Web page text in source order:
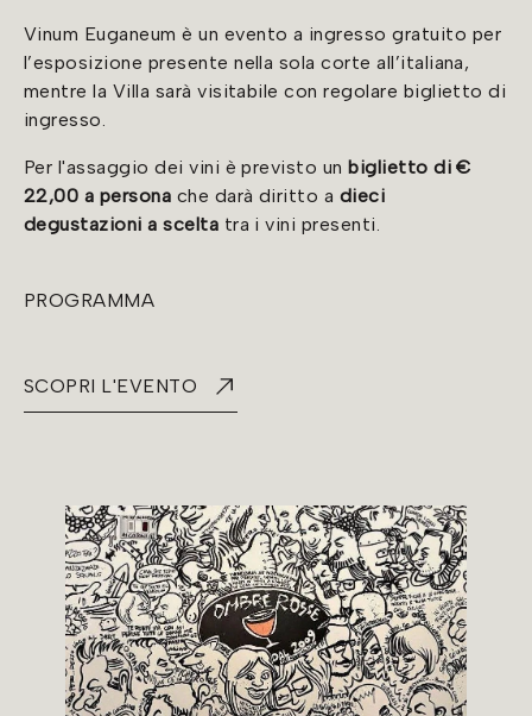
Vinum Euganeum è un evento a ingresso gratuito per
l’esposizione presente nella sola corte all’italiana,
mentre la Villa sarà visitabile con regolare biglietto di
ingresso.
Per l'assaggio dei vini è previsto unbiglietto di €
22,00 a persona che darà diritto a dieci
degustazioni a scelta tra i vini presenti.
PROGRAMMA
SCOPRI L'EVENTO